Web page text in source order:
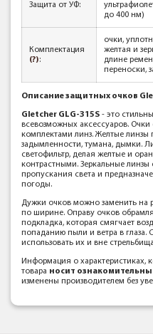
Защита от УФ:
до 400 нм)
Комплектация
(?):
очки,
желтая и
длине
переноски,
Описание защитных очков
Gletcher GLG-315S - это
всевозможных аксессуаров.
комплектами линз. Желтые линзы
задымленности, тумана, дымки.
светофильтр, делая желтые и
контрастными. Зеркальные
пропускания света и
погоды.
Дужки очков можно заменить на
по ширине. Оправу очков
подкладка, которая смягчает
попаданию пыли и ветра в глаза.
использовать их и вне
Информация о характеристиках,
товара носит
изменены производителем без